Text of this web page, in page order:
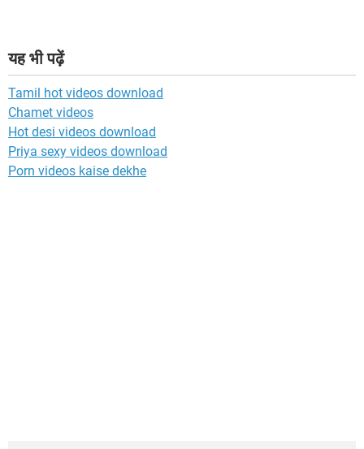
यह भी पढ़ें
Tamil hot videos download
Chamet videos
Hot desi videos download
Priya sexy videos download
Porn videos kaise dekhe